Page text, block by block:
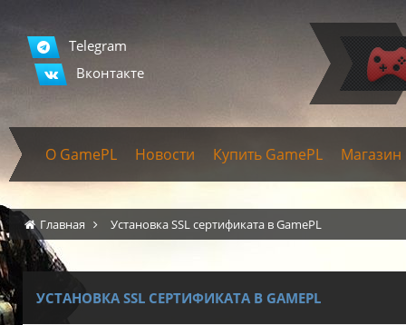
Telegram
Вконтакте
О GamePL Новости Купить GamePL Магазин
Главная Установка SSL сертификата в GamePL
УСТАНОВКА SSL СЕРТИФИКАТА В GAMEPL